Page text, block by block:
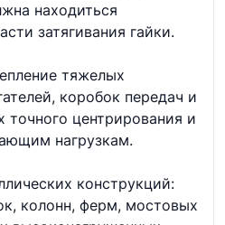
находиться
затягивания гайки.
тяжелых
коробок передач и
центрирования и
нагрузкам.
конструкций:
колонн, ферм, мостовых